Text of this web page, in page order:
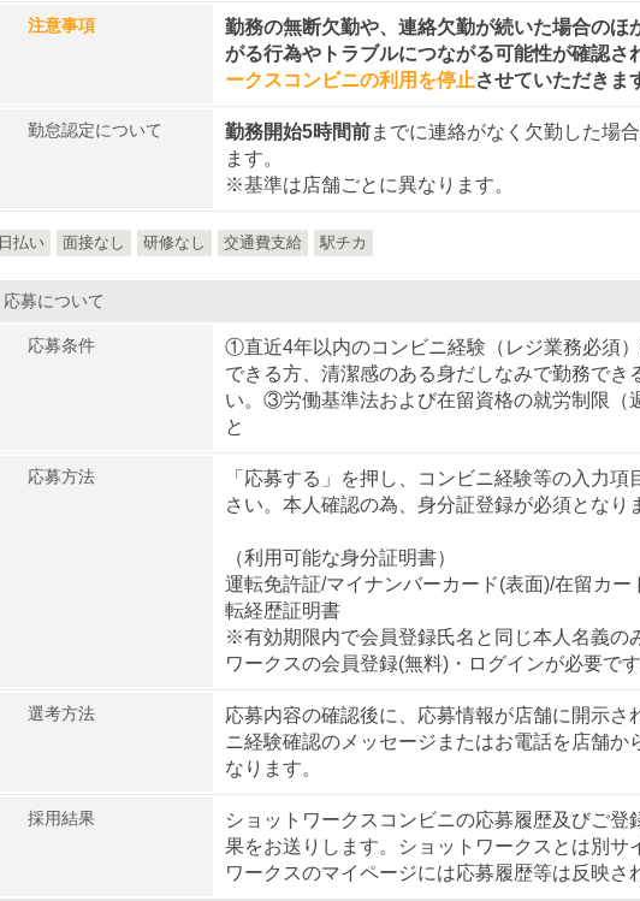
注意事項
勤務の無断欠勤や、連絡欠勤が続いた場合のほ
がる行為やトラブルにつながる可能性が確認さ
ークスコンビニの利用を停止させていただきま
勤怠認定について 勤務開始5時間前までに連絡がなく欠勤した場
ます。
※基準は店舗ごとに異なります。
日払い 面接なし 研修なし 交通費支給 駅チカ
応募について
応募条件
①直近4年以内のコンビニ経験（レジ業務必須
できる方、清潔感のある身だしなみで勤務でき
い。③労働基準法および在留資格の就労制限（
と
応募方法
「応募する」を押し、コンビニ経験等の入力
さい。本人確認の為、身分証登録が必須となり
（利用可能な身分証明書）
運転免許証/マイナンバーカード(表面)/在留カー
転経歴証明書
※有効期限内で会員登録氏名と同じ本人名義の
ワークスの会員登録(無料)・ログインが必要です
選考方法
応募内容の確認後に、応募情報が店舗に開示さ
ニ経験確認のメッセージまたはお電話を店舗か
なります。
採用結果
ショットワークスコンビニの応募履歴及びご登
果をお送りします。ショットワークスとは別サ
ワークスのマイページには応募履歴等は反映さ